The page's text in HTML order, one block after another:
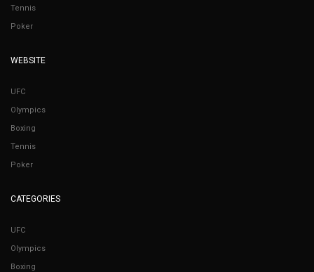
Tennis
Poker
WEBSITE
UFC
Olympics
Boxing
Tennis
Poker
CATEGORIES
UFC
Olympics
Boxing